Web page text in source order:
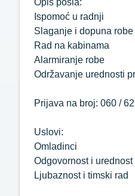
Opis posla:
Ispomoć u radnji
Slaganje i dopuna robe
Rad na kabinama
Alarmiranje robe
Održavanje urednosti
Prijava na broj: 060 /
Uslovi:
Omladinci
Odgovornost i urednost
Ljubaznost i timski rad